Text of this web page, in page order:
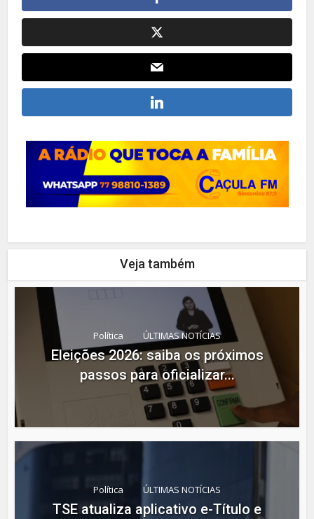
Veja também
Política ÚLTIMAS NOTÍCIAS
Eleições 2026: saiba os próximos
passos para oficializar...
Política ÚLTIMAS NOTÍCIAS
TSE atualiza aplicativo e-Título e